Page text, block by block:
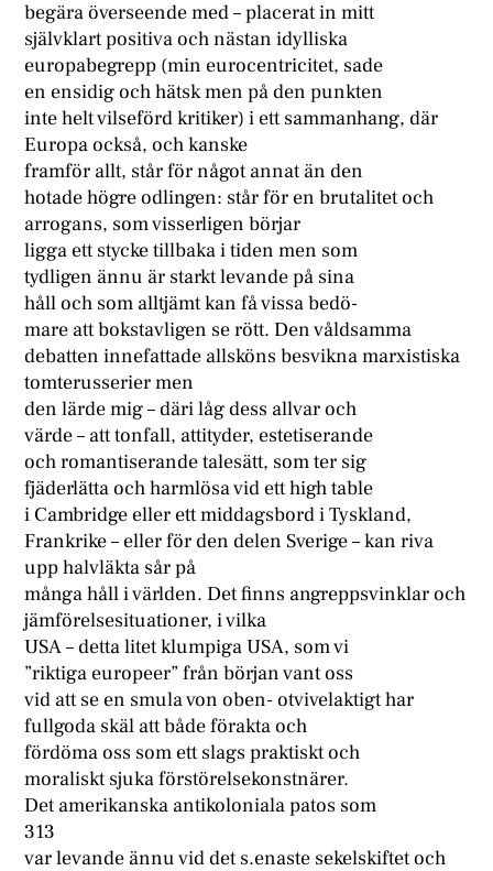
begära överseende med – placerat in mitt
självklart positiva och nästan idylliska
europabegrepp (min eurocentricitet, sade
en ensidig och hätsk men på den punkten
inte helt vilseförd kritiker) i ett sammanhang, där
Europa också, och kanske
framför allt, står för något annat än den
hotade högre odlingen: står för en brutalitet och
arrogans, som visserligen börjar
ligga ett stycke tillbaka i tiden men som
tydligen ännu är starkt levande på sina
håll och som alltjämt kan få vissa bedö-
mare att bokstavligen se rött. Den våldsamma
debatten innefattade allsköns besvikna marxistiska
tomterusserier men
den lärde mig – däri låg dess allvar och
värde – att tonfall, attityder, estetiserande
och romantiserande talesätt, som ter sig
fjäderlätta och harmlösa vid ett high table
i Cambridge eller ett middagsbord i Tyskland,
Frankrike – eller för den delen Sverige – kan riva
upp halvläkta sår på
många håll i världen. Det finns angreppsvinklar och
jämförelsesituationer, i vilka
USA – detta litet klumpiga USA, som vi
”riktiga europeer” från början vant oss
vid att se en smula von oben- otvivelaktigt har
fullgoda skäl att både förakta och
fördöma oss som ett slags praktiskt och
moraliskt sjuka förstörelsekonstnärer.
Det amerikanska antikoloniala patos som
313
var levande ännu vid det s.enaste sekelskiftet och